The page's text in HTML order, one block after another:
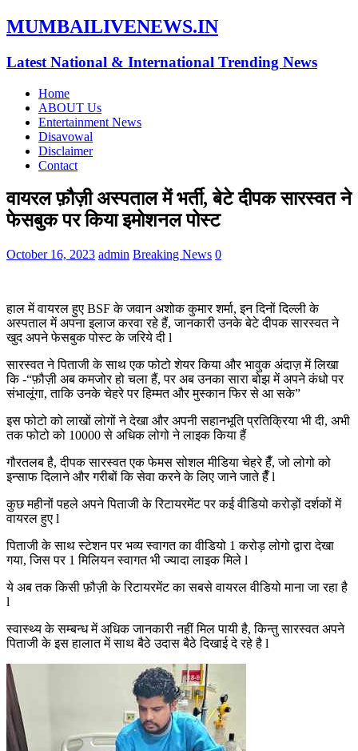
MUMBAILIVENEWS.IN
Latest National & International Trending News
Home
ABOUT Us
Entertainment News
Disavowal
Disclaimer
Contact
वायरल फ़ौज़ी अस्पताल में भर्ती, बेटे दीपक सारस्वत ने
फेसबुक पर किया इमोशनल पोस्ट
October 16, 2023 admin Breaking News 0
हाल में वायरल हुए BSF के जवान अशोक कुमार शर्मा, इन दिनों दिल्ली के
अस्पताल में अपना इलाज करवा रहे हैं, जानकारी उनके बेटे दीपक सारस्वत ने
खुद अपने फेसबुक पोस्ट के जरिये दी l
सारस्वत ने पिताजी के साथ एक फोटो शेयर किया और भावुक अंदाज़ में लिखा
कि -“फ़ौज़ी अब कमजोर हो चला हैं, पर अब उनका सारा बोझ में अपने कंधो पर
संभालूंगा, ताकि उनके चेहरे पर हिम्मत और मुस्कान फिर से आ सके”
इस फोटो को लाखों लोगों ने देखा और अपनी सहानभूति प्रतिक्रिया भी दी, अभी
तक फोटो को 10000 से अधिक लोगो ने लाइक किया हैं
गौरतलब है, दीपक सारस्वत एक फेमस सोशल मीडिया चेहरे हैँ, जो लोगो को
इन्साफ दिलाने और गरीबों कि सेवा करने के लिए जाने जाते हैँ l
कुछ महीनों पहले अपने पिताजी के रिटायरमेंट पर कई वीडियो करोड़ों दर्शकों में
वायरल हुए l
पिताजी के साथ स्टेशन पर भव्य स्वागत का वीडियो 1 करोड़ लोगो द्वारा देखा
गया, जिस पर 1 मिलियन स्वागत भी ज्यादा लाइक मिले l
ये अब तक किसी फ़ौज़ी के रिटायरमेंट का सबसे वायरल वीडियो माना जा रहा है
l
स्वास्थ्य के सम्बन्ध में अधिक जानकारी नहीं मिल पायी है, किन्तु सारस्वत अपने
पिताजी के इस हालात में साथ बैठे उदास बैठे दिखाई दे रहे है l